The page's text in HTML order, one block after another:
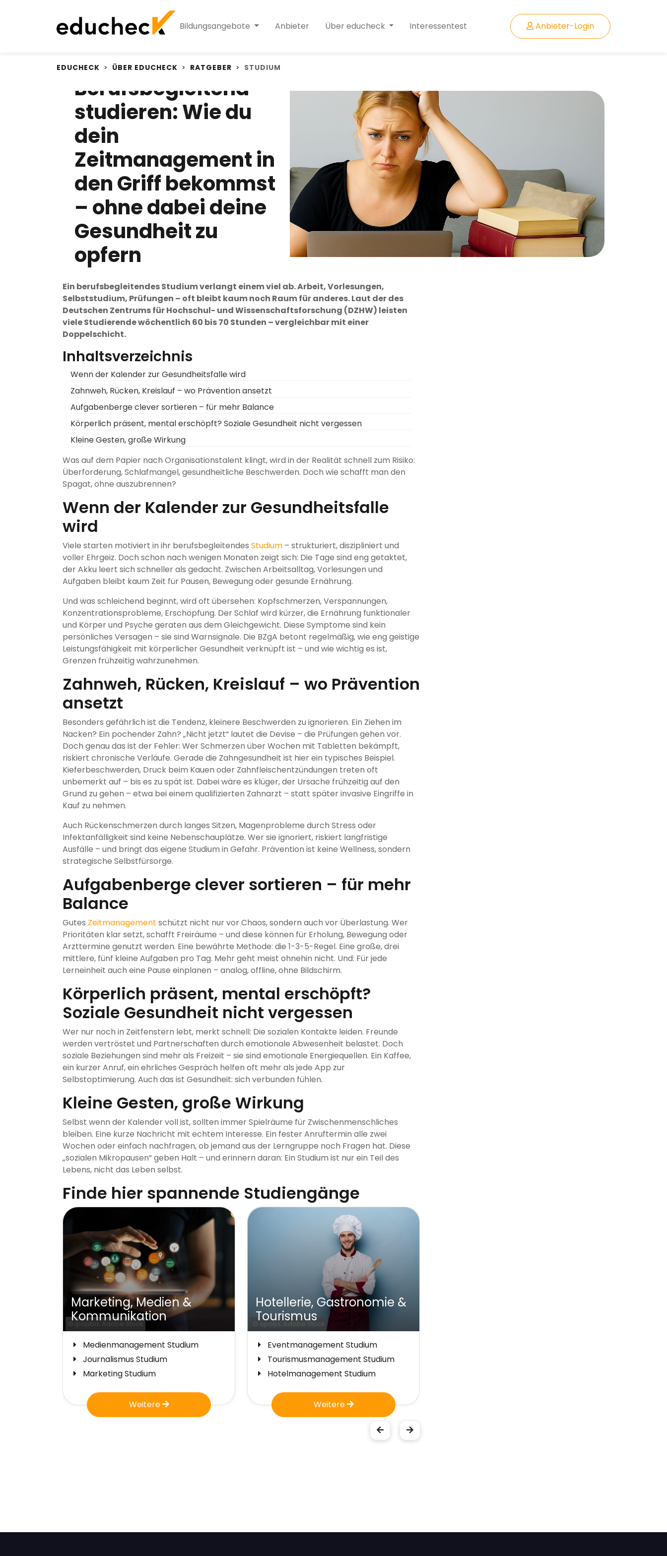
Bildungsangebote Anbieter Über educheck Interessentest Anbieter-Login
EDUCHECK ÜBER EDUCHECK RATGEBER STUDIUM
Berufsbegleitend
studieren: Wie du
dein
Zeitmanagement in
den Griff bekommst
– ohne dabei deine
Gesundheit zu
opfern
Ein berufsbegleitendes Studium verlangt einem viel ab. Arbeit, Vorlesungen,
Selbststudium, Prüfungen – oft bleibt kaum noch Raum für anderes. Laut der des
Deutschen Zentrums für Hochschul- und Wissenschaftsforschung (DZHW) leisten
viele Studierende wöchentlich 60 bis 70 Stunden – vergleichbar mit einer
Doppelschicht.
Inhaltsverzeichnis
Wenn der Kalender zur Gesundheitsfalle wird
Zahnweh, Rücken, Kreislauf – wo Prävention ansetzt
Aufgabenberge clever sortieren – für mehr Balance
Körperlich präsent, mental erschöpft? Soziale Gesundheit nicht vergessen
Kleine Gesten, große Wirkung
Was auf dem Papier nach Organisationstalent klingt, wird in der Realität schnell zum Risiko:
Überforderung, Schlafmangel, gesundheitliche Beschwerden. Doch wie schafft man den
Spagat, ohne auszubrennen?
Wenn der Kalender zur Gesundheitsfalle
wird
Viele starten motiviert in ihr berufsbegleitendes Studium – strukturiert, diszipliniert und
voller Ehrgeiz. Doch schon nach wenigen Monaten zeigt sich: Die Tage sind eng getaktet,
der Akku leert sich schneller als gedacht. Zwischen Arbeitsalltag, Vorlesungen und
Aufgaben bleibt kaum Zeit für Pausen, Bewegung oder gesunde Ernährung.
Und was schleichend beginnt, wird oft übersehen: Kopfschmerzen, Verspannungen,
Konzentrationsprobleme, Erschöpfung. Der Schlaf wird kürzer, die Ernährung funktionaler
und Körper und Psyche geraten aus dem Gleichgewicht. Diese Symptome sind kein
persönliches Versagen – sie sind Warnsignale. Die BZgA betont regelmäßig, wie eng geistige
Leistungsfähigkeit mit körperlicher Gesundheit verknüpft ist – und wie wichtig es ist,
Grenzen frühzeitig wahrzunehmen.
Zahnweh, Rücken, Kreislauf – wo Prävention
ansetzt
Besonders gefährlich ist die Tendenz, kleinere Beschwerden zu ignorieren. Ein Ziehen im
Nacken? Ein pochender Zahn? „Nicht jetzt“ lautet die Devise – die Prüfungen gehen vor.
Doch genau das ist der Fehler: Wer Schmerzen über Wochen mit Tabletten bekämpft,
riskiert chronische Verläufe. Gerade die Zahngesundheit ist hier ein typisches Beispiel.
Kieferbeschwerden, Druck beim Kauen oder Zahnfleischentzündungen treten oft
unbemerkt auf – bis es zu spät ist. Dabei wäre es klüger, der Ursache frühzeitig auf den
Grund zu gehen – etwa bei einem qualifizierten Zahnarzt – statt später invasive Eingriffe in
Kauf zu nehmen.
Auch Rückenschmerzen durch langes Sitzen, Magenprobleme durch Stress oder
Infektanfälligkeit sind keine Nebenschauplätze. Wer sie ignoriert, riskiert langfristige
Ausfälle – und bringt das eigene Studium in Gefahr. Prävention ist keine Wellness, sondern
strategische Selbstfürsorge.
Aufgabenberge clever sortieren – für mehr
Balance
Gutes Zeitmanagement schützt nicht nur vor Chaos, sondern auch vor Überlastung. Wer
Prioritäten klar setzt, schafft Freiräume – und diese können für Erholung, Bewegung oder
Arzttermine genutzt werden. Eine bewährte Methode: die 1-3-5-Regel. Eine große, drei
mittlere, fünf kleine Aufgaben pro Tag. Mehr geht meist ohnehin nicht. Und: Für jede
Lerneinheit auch eine Pause einplanen – analog, offline, ohne Bildschirm.
Körperlich präsent, mental erschöpft?
Soziale Gesundheit nicht vergessen
Wer nur noch in Zeitfenstern lebt, merkt schnell: Die sozialen Kontakte leiden. Freunde
werden vertröstet und Partnerschaften durch emotionale Abwesenheit belastet. Doch
soziale Beziehungen sind mehr als Freizeit – sie sind emotionale Energiequellen. Ein Kaffee,
ein kurzer Anruf, ein ehrliches Gespräch helfen oft mehr als jede App zur
Selbstoptimierung. Auch das ist Gesundheit: sich verbunden fühlen.
Kleine Gesten, große Wirkung
Selbst wenn der Kalender voll ist, sollten immer Spielräume für Zwischenmenschliches
bleiben. Eine kurze Nachricht mit echtem Interesse. Ein fester Anruftermin alle zwei
Wochen oder einfach nachfragen, ob jemand aus der Lerngruppe noch Fragen hat. Diese
„sozialen Mikropausen“ geben Halt – und erinnern daran: Ein Studium ist nur ein Teil des
Lebens, nicht das Leben selbst.
Finde hier spannende Studiengänge
© opolja; Adobe Stock
Hotellerie, Gastronomie &
Tourismus
Eventmanagement Studium
Tourismusmanagement Studium
Hotelmanagement Studium
Weitere
© beeboys; Adobe Stock
Wirtschaft &
Unternehmertum
BWL Studium
MBA - Master of Business
Administration
Weitere